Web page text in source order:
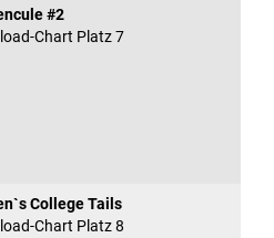
#2
Chart Platz 7
College Tails
Chart Platz 8